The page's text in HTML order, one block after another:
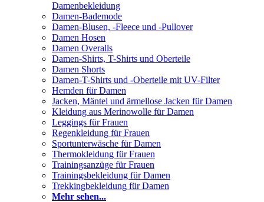
Damenbekleidung
Damen-Bademode
Damen-Blusen, -Fleece und -Pullover
Damen Hosen
Damen Overalls
Damen-Shirts, T-Shirts und Oberteile
Damen Shorts
Damen-T-Shirts und -Oberteile mit UV-Filter
Hemden für Damen
Jacken, Mäntel und ärmellose Jacken für Damen
Kleidung aus Merinowolle für Damen
Leggings für Frauen
Regenkleidung für Frauen
Sportunterwäsche für Damen
Thermokleidung für Frauen
Trainingsanzüge für Frauen
Trainingsbekleidung für Damen
Trekkingbekleidung für Damen
Mehr sehen...